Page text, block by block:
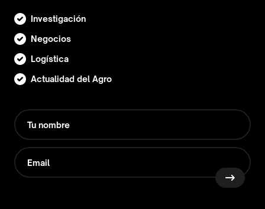
Investigación
Negocios
Logística
Actualidad del Agro